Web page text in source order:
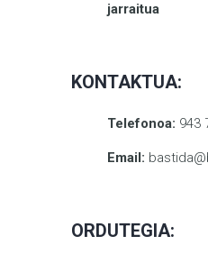
jarraitua
KONTAKTUA:
Telefonoa: 943
Email:
ORDUTEGIA: